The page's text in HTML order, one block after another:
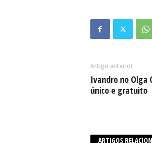
Artigo anterior
Ivandro no Olga
único e gratuito
ARTIGOS